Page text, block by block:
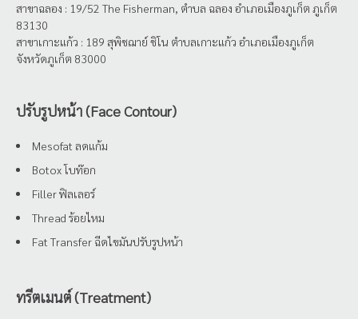
สาขาฉลอง : 19/52 The Fisherman, ตำบล ฉลอง อำเภอเมืองภูเก็ต ภูเก็ต
83130
สาขาเกาะแก้ว : 189 สุพิชฌาย์ ชิโน ตำบลเกาะแก้ว อำเภอเมืองภูเก็ต
จังหวัดภูเก็ต 83000
ปรับรูปหน้า (Face Contour)
Mesofat ลดแก้ม
Botox โบท๊อก
Filler ฟิลเลอร์
Thread ร้อยไหม
Fat Transfer ฉีดไขมันปรับรูปหน้า
ทรีตเมนต์ (Treatment)